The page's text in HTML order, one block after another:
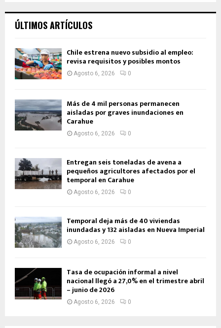
ÚLTIMOS ARTÍCULOS
Chile estrena nuevo subsidio al empleo:
revisa requisitos y posibles montos
Agosto 6, 2026 0
Más de 4 mil personas permanecen
aisladas por graves inundaciones en
Carahue
Agosto 6, 2026 0
Entregan seis toneladas de avena a
pequeños agricultores afectados por el
temporal en Carahue
Agosto 6, 2026 0
Temporal deja más de 40 viviendas
inundadas y 132 aisladas en Nueva Imperial
Agosto 6, 2026 0
Tasa de ocupación informal a nivel
nacional llegó a 27,0% en el trimestre abril
– junio de 2026
Agosto 6, 2026 0